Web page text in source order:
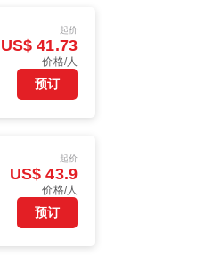
起价
US$ 41.73
价格/人
预订
起价
US$ 43.9
价格/人
预订